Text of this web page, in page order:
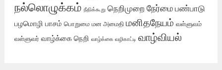
நல்லொழுக்கம் நீதிக்கூறு நெறிமுறை நேர்மை பண்பாடு
பழமொழி பாசம் பொறுமை மன அமைதி மனிதநேயம் வள்ளுவம்
வள்ளுவர் வாழ்க்கை நெறி வாழ்க்கை வழிகாட்டி வாழ்வியல்